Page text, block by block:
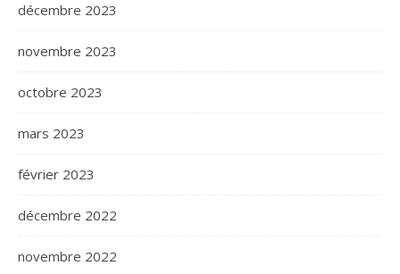
décembre 2023
novembre 2023
octobre 2023
mars 2023
février 2023
décembre 2022
novembre 2022